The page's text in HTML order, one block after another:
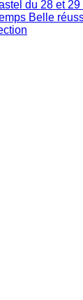
du 28 et 29
Belle